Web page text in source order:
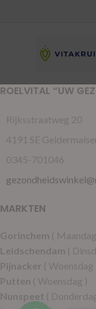
ROELVITAL “UW
Rijksstraatweg 20
4191 SE
0345-701046
MARKTEN
Gorinchem (
Leidschendam (
Pijnacker ( Woensdag
Putten ( Woensdag )
Nunspeet (